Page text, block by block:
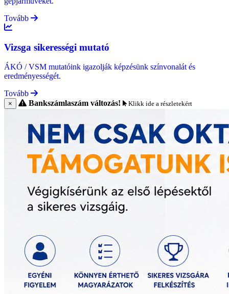
Tovább
Vizsga sikerességi mutató
ÁKÓ / VSM mutatóink igazolják képzésünk színvonalát és
eredményességét.
Tovább
× Bankszámlaszám változás! Klikk ide a részletekért